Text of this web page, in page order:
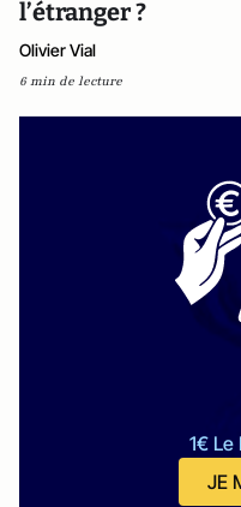
l’étranger ?
Olivier Vial
6 min de lecture
1€ Le
JE